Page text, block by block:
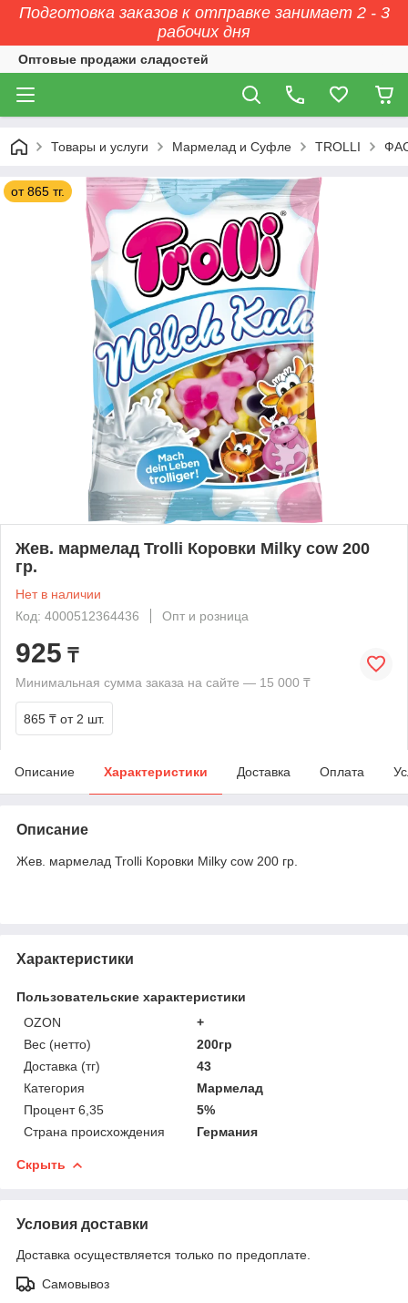
Подготовка заказов к отправке занимает 2 - 3
рабочих дня
Оптовые продажи сладостей
Товары и услуги Мармелад и Суфле TROLLI
от 865 тг.
Жев. мармелад Trolli Коровки Milky cow 200
гр.
Нет в наличии
Код: 4000512364436
Опт и розница
925 ₸
Минимальная сумма заказа на сайте — 15 000 ₸
865 ₸ от 2 шт.
Описание Характеристики Доставка Оплата
Описание
Жев. мармелад Trolli Коровки Milky cow 200 гр.
Характеристики
Пользовательские характеристики
OZON
+
Вес (нетто)
200гр
Доставка (тг)
43
Категория
Мармелад
Процент 6,35
5%
Страна происхождения
Германия
Скрыть
Условия доставки
Доставка осуществляется только по предоплате.
Самовывоз